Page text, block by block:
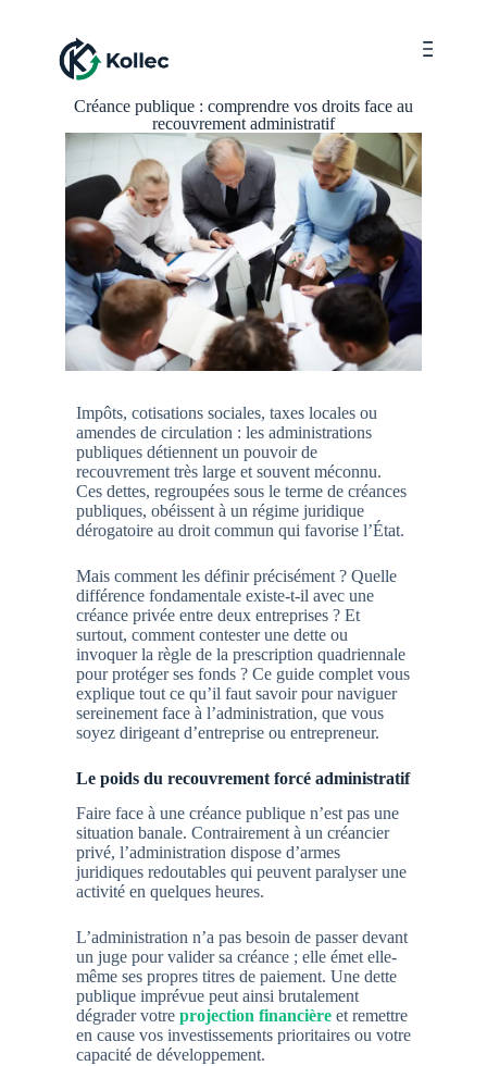
Créance publique : comprendre vos droits face au
recouvrement administratif
Impôts, cotisations sociales, taxes locales ou
amendes de circulation : les administrations
publiques détiennent un pouvoir de
recouvrement très large et souvent méconnu.
Ces dettes, regroupées sous le terme de créances
publiques, obéissent à un régime juridique
dérogatoire au droit commun qui favorise l’État.
Mais comment les définir précisément ? Quelle
différence fondamentale existe-t-il avec une
créance privée entre deux entreprises ? Et
surtout, comment contester une dette ou
invoquer la règle de la prescription quadriennale
pour protéger ses fonds ? Ce guide complet vous
explique tout ce qu’il faut savoir pour naviguer
sereinement face à l’administration, que vous
soyez dirigeant d’entreprise ou entrepreneur.
Le poids du recouvrement forcé administratif
Faire face à une créance publique n’est pas une
situation banale. Contrairement à un créancier
privé, l’administration dispose d’armes
juridiques redoutables qui peuvent paralyser une
activité en quelques heures.
L’administration n’a pas besoin de passer devant
un juge pour valider sa créance ; elle émet elle-
même ses propres titres de paiement. Une dette
publique imprévue peut ainsi brutalement
dégrader votre projection financière et remettre
en cause vos investissements prioritaires ou votre
capacité de développement.